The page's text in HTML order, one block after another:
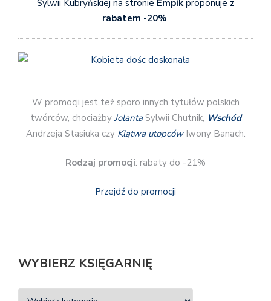
Sylwii Kubryńskiej na stronie Empikproponuje z
rabatem -20%.
W promocji jest też sporo innych tytułów polskich
twórców, chociażby JolantaSylwii Chutnik, Wschód
Andrzeja Stasiuka czy Klątwa utopcówIwony Banach.
Rodzaj promocji: rabaty do -21%
Przejdź do promocji
WYBIERZ KSIĘGARNIĘ